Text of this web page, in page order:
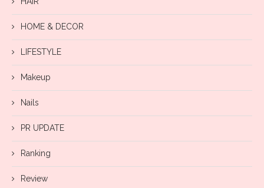
HOME & DECOR
LIFESTYLE
Makeup
Nails
PR UPDATE
Ranking
Review